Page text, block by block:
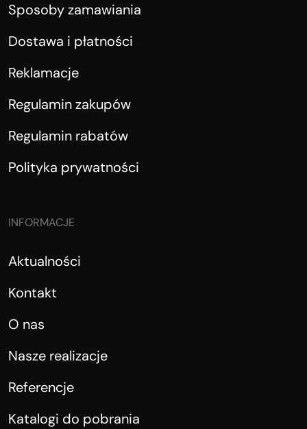
Sposoby zamawiania
Dostawa i płatności
Reklamacje
Regulamin zakupów
Regulamin rabatów
Polityka prywatności
INFORMACJE
Aktualności
Kontakt
O nas
Nasze realizacje
Referencje
Katalogi do pobrania